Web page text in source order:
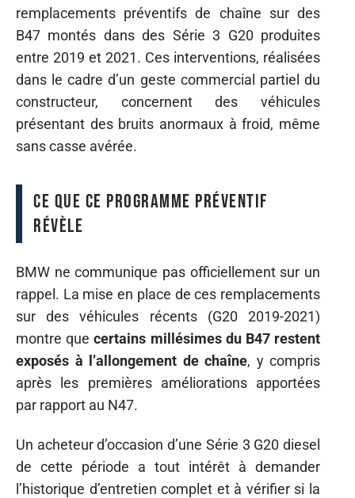
remplacements préventifs de chaîne sur des
B47 montés dans des Série 3 G20 produites
entre 2019 et 2021. Ces interventions, réalisées
dans le cadre d’un geste commercial partiel du
constructeur, concernent des véhicules
présentant des bruits anormaux à froid, même
sans casse avérée.
Ce que ce programme préventif
révèle
BMW ne communique pas officiellement sur un
rappel. La mise en place de ces remplacements
sur des véhicules récents (G20 2019-2021)
montre quecertains millésimes du B47 restent
exposés à l’allongement de chaîne, y compris
après les premières améliorations apportées
par rapport au N47.
Un acheteur d’occasion d’une Série 3 G20 diesel
de cette période a tout intérêt à demander
l’historique d’entretien complet et à vérifier si la